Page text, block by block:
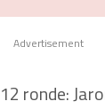
Advertisement
ronde: